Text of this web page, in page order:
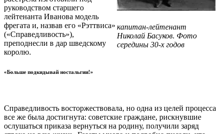
капитан-лейтенант
Николай Басуков. Фото
середины 30-х годов
руководством старшего
лейтенанта Иванова модель
фрегата и, назвав его «Рэттвиса»
(«Справедливость»),
преподнесли в дар шведскому
королю.
«Больше подкидывай ностальгии!»
Справедливость восторжествовала, но одна из целей процесса
все же была достигнута: советские граждане, рискнувшие
ослушаться приказа вернуться на родину, получили заряд